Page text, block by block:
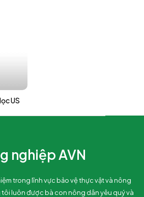
US
nghiệp AVN
trong lĩnh vực bảo vệ thực vật và nông
luôn được bà con nông dân yêu quý và